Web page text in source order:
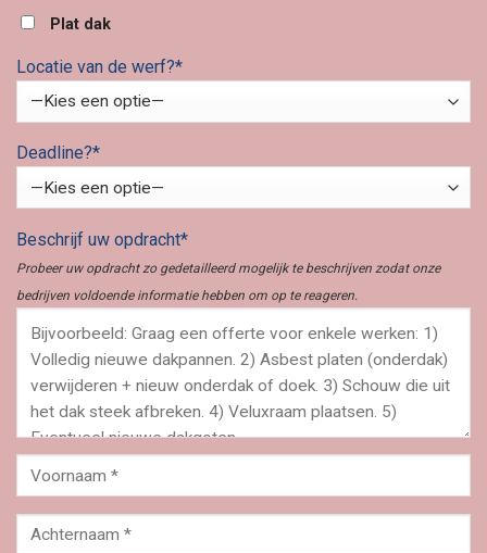
Plat dak
Locatie van de werf?*
Deadline?*
Beschrijf uw opdracht*
Probeer uw opdracht zo gedetailleerd mogelijk te beschrijven zodat onze
bedrijven voldoende informatie hebben om op te reageren.